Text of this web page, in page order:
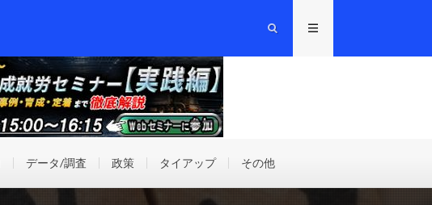
データ/調査 政策 タイアップ その他